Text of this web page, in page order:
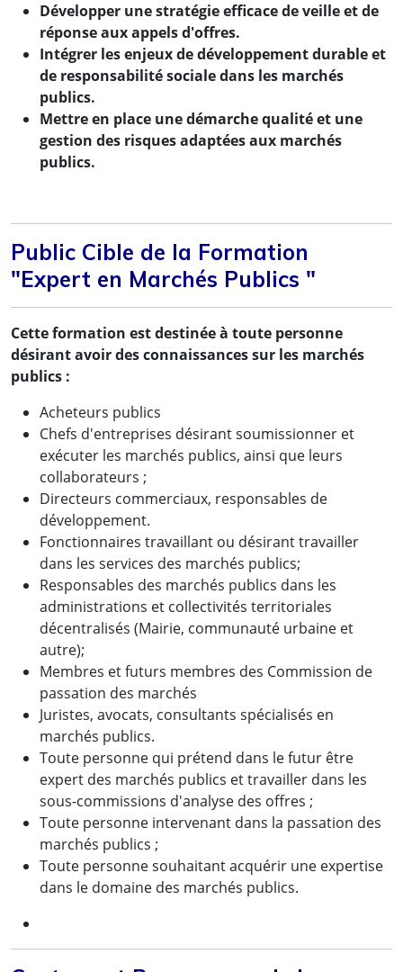
Développer une stratégie efficace de veille et de
réponse aux appels d'offres.
Intégrer les enjeux de développement durable et
de responsabilité sociale dans les marchés
publics.
Mettre en place une démarche qualité et une
gestion des risques adaptées aux marchés
publics.
Public Cible de la Formation
"Expert en Marchés Publics "
Cette formation est destinée à toute personne
désirant avoir des connaissances sur les marchés
publics :
Acheteurs publics
Chefs d'entreprises désirant soumissionner et
exécuter les marchés publics, ainsi que leurs
collaborateurs ;
Directeurs commerciaux, responsables de
développement.
Fonctionnaires travaillant ou désirant travailler
dans les services des marchés publics;
Responsables des marchés publics dans les
administrations et collectivités territoriales
décentralisés (Mairie, communauté urbaine et
autre);
Membres et futurs membres des Commission de
passation des marchés
Juristes, avocats, consultants spécialisés en
marchés publics.
Toute personne qui prétend dans le futur être
expert des marchés publics et travailler dans les
sous-commissions d'analyse des offres ;
Toute personne intervenant dans la passation des
marchés publics ;
Toute personne souhaitant acquérir une expertise
dans le domaine des marchés publics.